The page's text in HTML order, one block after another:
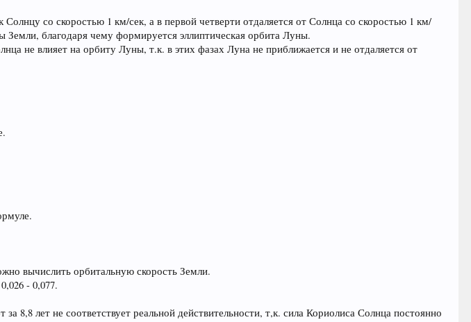
со скоростью 1 км/сек, а в первой четверти отдаляется от Солнца со скоростью 1 км/
Земли, благодаря чему формируется эллиптическая орбита Луны.
не влияет на орбиту Луны, т.к. в этих фазах Луна не приближается и не отдаляется от
вычислить орбитальную скорость Земли.
- 0,077.
лет не соответствует реальной действительности, т,к. сила Кориолиса Солнца постоянно